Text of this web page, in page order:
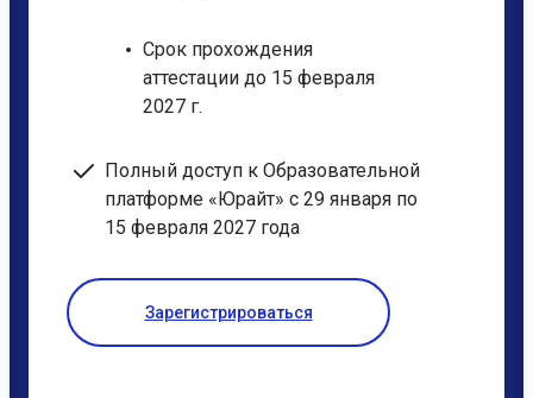
Срок прохождения
аттестации до 15 февраля
2027 г.
Полный доступ к Образовательной
платформе «Юрайт» с 29 января по
15 февраля 2027 года
Зарегистрироваться